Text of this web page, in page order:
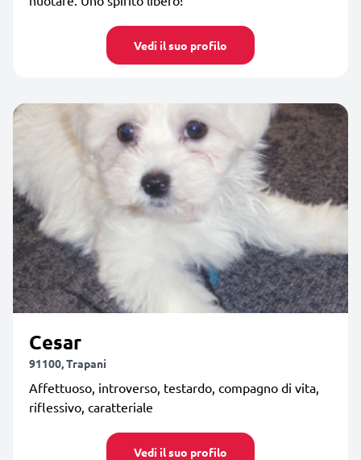
Vedi il suo profilo
Cesar
91100, Trapani
Affettuoso, introverso, testardo, compagno di vita,
riflessivo, caratteriale
Vedi il suo profilo